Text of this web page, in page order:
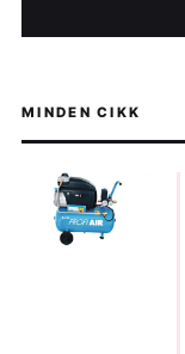
MINDEN CIKK